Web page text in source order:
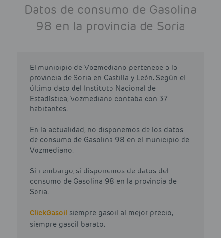
Datos de consumo de Gasolina
98 en la provincia de Soria
El municipio de Vozmediano pertenece a la
provincia de Soria en Castilla y León. Según el
último dato del Instituto Nacional de
Estadística, Vozmediano contaba con 37
habitantes.
En la actualidad, no disponemos de los datos
de consumo de Gasolina 98 en el municipio de
Vozmediano.
Sin embargo, sí disponemos de datos del
consumo de Gasolina 98 en la provincia de
Soria.
ClickGasoil siempre gasoil al mejor precio,
siempre gasoil barato.